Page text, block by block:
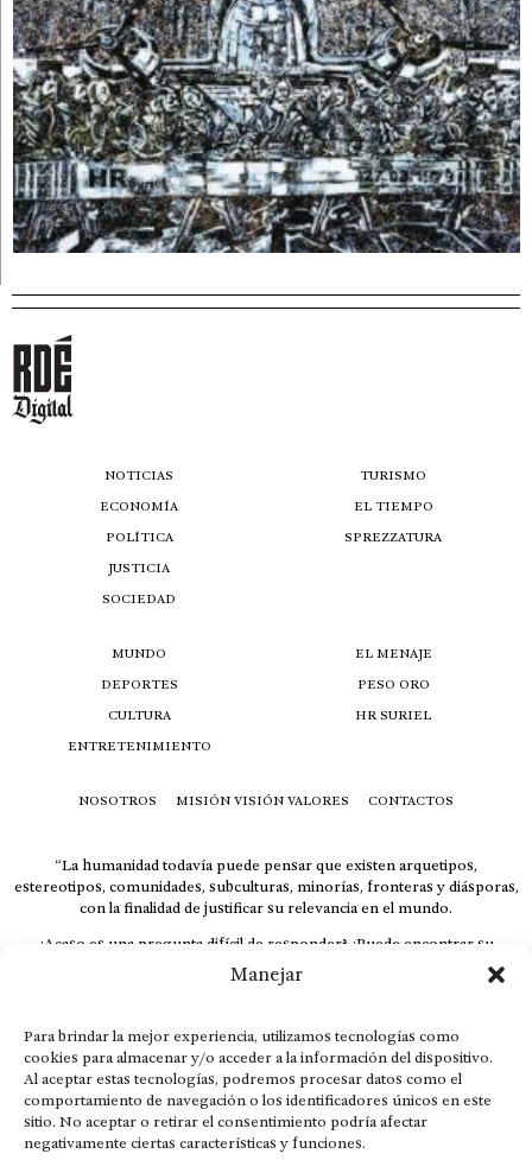
Manejar
Para brindar la mejor experiencia, utilizamos tecnologías como
cookies para almacenar y/o acceder a la información del dispositivo.
Al aceptar estas tecnologías, podremos procesar datos como el
comportamiento de navegación o los identificadores únicos en este
sitio. No aceptar o retirar el consentimiento podría afectar
negativamente ciertas características y funciones.
NOTICIAS
ECONOMÍA
POLÍTICA
JUSTICIA
SOCIEDAD
TURISMO
EL TIEMPO
SPREZZATURA
MUNDO
DEPORTES
CULTURA
ENTRETENIMIENTO
EL MENAJE
PESO ORO
HR SURIEL
NOSOTROS MISIÓN VISIÓN VALORES CONTACTOS
“La humanidad todavía puede pensar que existen arquetipos,
estereotipos, comunidades, subculturas, minorías, fronteras y diásporas,
con la finalidad de justificar su relevancia en el mundo.
¿Acaso es una pregunta difícil de responder? ¿Puede encontrar su
respuesta al instante, otorgando al receptor cuestionado espacio y
velocidad suficiente para responder correctamente? De no ser así, el que
El concepto de familia no está limitado exclusivamente a la sangre; seres
que surgen en nuestro diario vivir suelen pesar más que los
emparentados. Más bien, el apego de estas dos versiones de seres
queridos mueve ideales provenientes de sus vivencias.
This is for nuestra gente.” – HRSuriel